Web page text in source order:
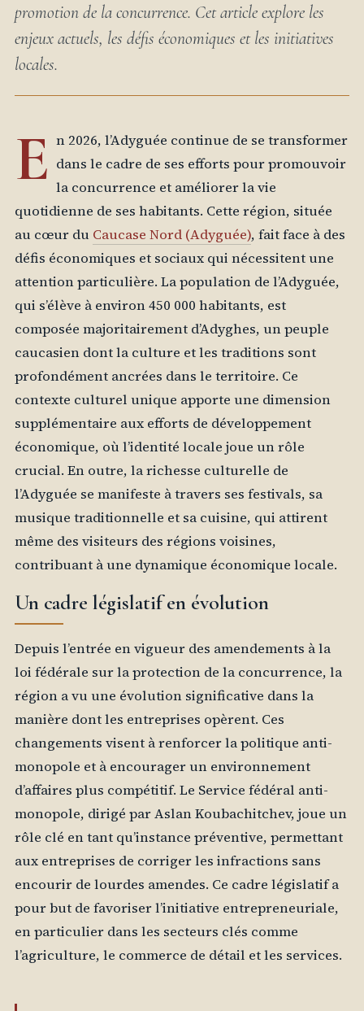
promotion de la concurrence. Cet article explore les
enjeux actuels, les défis économiques et les initiatives
locales.
E n 2026, l’Adyguée continue de se transformer
dans le cadre de ses efforts pour promouvoir
la concurrence et améliorer la vie
quotidienne de ses habitants. Cette région, située
au cœur du Caucase Nord (Adyguée), fait face à des
défis économiques et sociaux qui nécessitent une
attention particulière. La population de l’Adyguée,
qui s’élève à environ 450 000 habitants, est
composée majoritairement d’Adyghes, un peuple
caucasien dont la culture et les traditions sont
profondément ancrées dans le territoire. Ce
contexte culturel unique apporte une dimension
supplémentaire aux efforts de développement
économique, où l’identité locale joue un rôle
crucial. En outre, la richesse culturelle de
l’Adyguée se manifeste à travers ses festivals, sa
musique traditionnelle et sa cuisine, qui attirent
même des visiteurs des régions voisines,
contribuant à une dynamique économique locale.
Un cadre législatif en évolution
Depuis l’entrée en vigueur des amendements à la
loi fédérale sur la protection de la concurrence, la
région a vu une évolution significative dans la
manière dont les entreprises opèrent. Ces
changements visent à renforcer la politique anti-
monopole et à encourager un environnement
d’affaires plus compétitif. Le Service fédéral anti-
monopole, dirigé par Aslan Koubachitchev, joue un
rôle clé en tant qu’instance préventive, permettant
aux entreprises de corriger les infractions sans
encourir de lourdes amendes. Ce cadre législatif a
pour but de favoriser l’initiative entrepreneuriale,
en particulier dans les secteurs clés comme
l’agriculture, le commerce de détail et les services.